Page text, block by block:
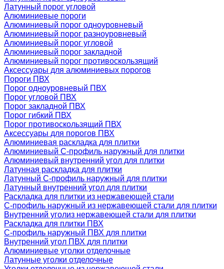
Латунный порог угловой
Алюминиевые пороги
Алюминиевый порог одноуровневый
Алюминиевый порог разноуровневый
Алюминиевый порог угловой
Алюминиевый порог закладной
Алюминиевый порог противоскользящий
Аксессуары для алюминиевых порогов
Пороги ПВХ
Порог одноуровневый ПВХ
Порог угловой ПВХ
Порог закладной ПВХ
Порог гибкий ПВХ
Порог противоскользящий ПВХ
Аксессуары для порогов ПВХ
Алюминиевая раскладка для плитки
Алюминиевый С-профиль наружный для плитки
Алюминиевый внутренний угол для плитки
Латунная раскладка для плитки
Латунный С-профиль наружный для плитки
Латунный внутренний угол для плитки
Раскладка для плитки из нержавеющей стали
С-профиль наружный из нержавеющей стали для плитки
Внутренний уголиз нержавеющей стали для плитки
Раскладка для плитки ПВХ
С-профиль наружный ПВХ для плитки
Внутренний угол ПВХ для плитки
Алюминиевые уголки отделочные
Латунные уголки отделочные